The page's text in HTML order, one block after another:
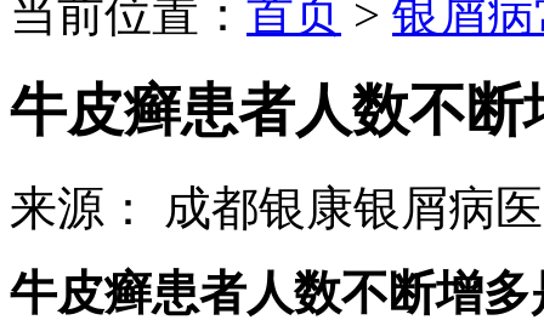
当前位置： 首页 > 银屑
牛皮癣患者人数不
来源： 成都银康银屑病
牛皮癣患者人数不断增